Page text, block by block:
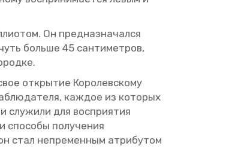
Он пред­на­зна­чал­ся
боль­ше 45 сан­ти­мет­ров,
от­кры­тие Ко­ро­лев­ско­му
каж­дое из ко­то­рых
слу­жи­ли для вос­при­я­тия
спо­со­бы по­лу­че­ния
стал непре­мен­ным ат­ри­бу­том